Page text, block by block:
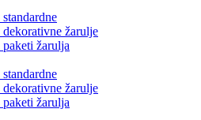
dekorativne žarulje
paketi žarulja
dekorativne žarulje
paketi žarulja